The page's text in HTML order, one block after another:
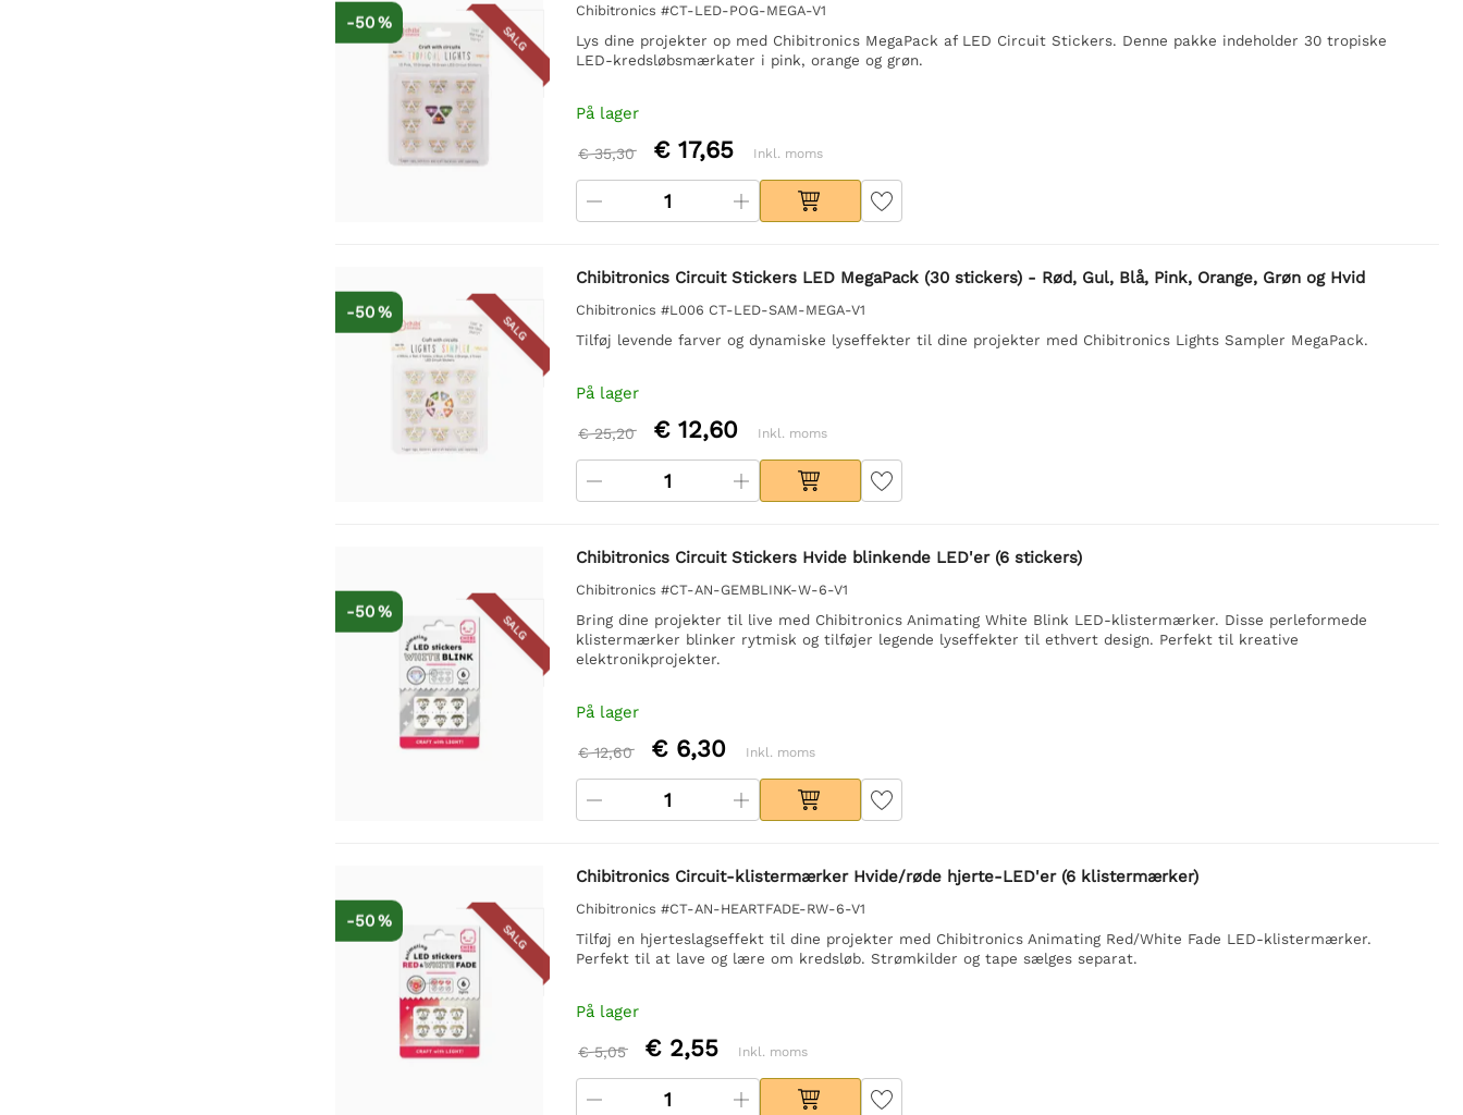
SALG
-50 %
Chibitronics #CT-LED-POG-MEGA-V1
Lys dine projekter op med Chibitronics MegaPack af LED Circuit Stickers. Denne pakke indeholder 30 tropiske
LED-kredsløbsmærkater i pink, orange og grøn.
På lager
€ 35,30 € 17,65 Inkl. moms
SALG
-50 %
Chibitronics Circuit Stickers LED MegaPack (30 stickers) - Rød, Gul, Blå, Pink, Orange, Grøn og Hvid
Chibitronics #L006 CT-LED-SAM-MEGA-V1
Tilføj levende farver og dynamiske lyseffekter til dine projekter med Chibitronics Lights Sampler MegaPack.
På lager
€ 25,20 € 12,60 Inkl. moms
SALG
-50 %
Chibitronics Circuit Stickers Hvide blinkende LED'er (6 stickers)
Chibitronics #CT-AN-GEMBLINK-W-6-V1
Bring dine projekter til live med Chibitronics Animating White Blink LED-klistermærker. Disse perleformede
klistermærker blinker rytmisk og tilføjer legende lyseffekter til ethvert design. Perfekt til kreative
elektronikprojekter.
På lager
€ 12,60 € 6,30 Inkl. moms
SALG
-50 %
Chibitronics Circuit-klistermærker Hvide/røde hjerte-LED'er (6 klistermærker)
Chibitronics #CT-AN-HEARTFADE-RW-6-V1
Tilføj en hjerteslagseffekt til dine projekter med Chibitronics Animating Red/White Fade LED-klistermærker.
Perfekt til at lave og lære om kredsløb. Strømkilder og tape sælges separat.
På lager
€ 5,05 € 2,55 Inkl. moms